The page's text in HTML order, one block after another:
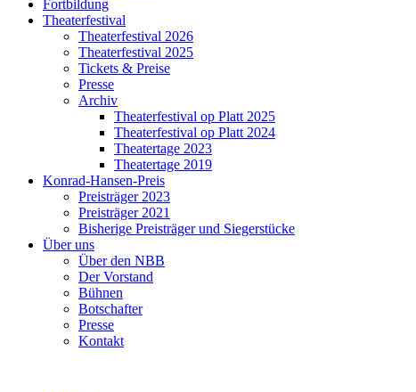
Fortbildung
Theaterfestival
Theaterfestival 2026
Theaterfestival 2025
Tickets & Preise
Presse
Archiv
Theaterfestival op Platt 2025
Theaterfestival op Platt 2024
Theatertage 2023
Theatertage 2019
Konrad-Hansen-Preis
Preisträger 2023
Preisträger 2021
Bisherige Preisträger und Siegerstücke
Über uns
Über den NBB
Der Vorstand
Bühnen
Botschafter
Presse
Kontakt